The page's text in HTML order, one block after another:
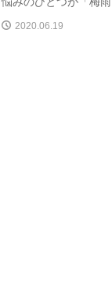
2020.06.19